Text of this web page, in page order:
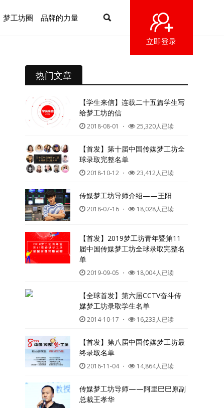
立即登录
梦工坊圈 品牌的力量
热门文章
【学生来信】连载二十五篇学生写
给梦工坊的信
2018-08-01 ・ 25,320人已读
【首发】第十届中国传媒梦工坊全
球录取完整名单
2018-10-12 ・ 23,412人已读
传媒梦工坊导师介绍——王阳
2018-07-16 ・ 18,028人已读
【首发】2019梦工坊青年暨第11
届中国传媒梦工坊全球录取完整名
单
2019-09-05 ・ 18,004人已读
【全球首发】第六届CCTV奋斗传
媒梦工坊录取学生名单
2014-10-17 ・ 16,233人已读
【首发】第八届中国传媒梦工坊最
终录取名单
2016-11-04・ 14,864人已读
传媒梦工坊导师——阿里巴巴原副
总裁王孝华